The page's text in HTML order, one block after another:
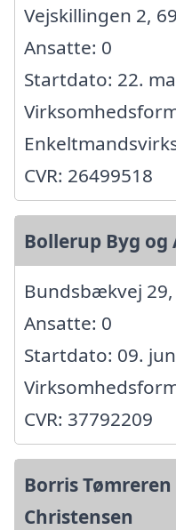
Vejskillingen 2,
Ansatte: 0
Startdato: 22.
CVR: 26499518
Bollerup Byg og
Bundsbækvej
Ansatte: 0
Startdato: 09.
CVR: 37792209
Borris
Christensen